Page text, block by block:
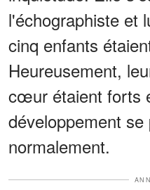
l'échographiste et
cinq enfants
Heureusement,
cœur étaient forts
développement se
normalement.